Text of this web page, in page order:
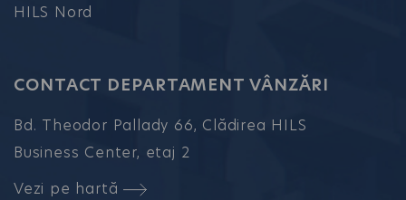
HILS Nord
CONTACT DEPARTAMENT VÂNZĂRI
Bd. Theodor Pallady 66, Clădirea HILS
Business Center, etaj 2
Vezi pe hartă